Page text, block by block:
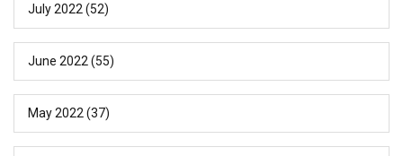
July 2022 (52)
June 2022 (55)
May 2022 (37)